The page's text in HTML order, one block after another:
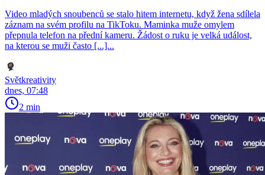
Video mladých snoubenců se stalo hitem internetu, když žena sdílela
záznam na svém profilu na TikToku. Maminka muže omylem
přepnula telefon na přední kameru. Žádost o ruku je velká událost,
na kterou se muži často [...]...
Světkreativity
dnes, 07:48
2 min